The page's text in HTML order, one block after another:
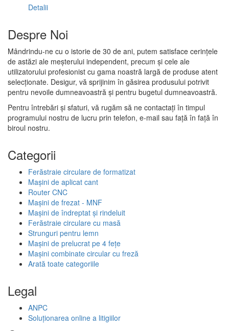
Detalii
Despre Noi
Mândrindu-ne cu o istorie de 30 de ani, putem satisface cerințele
de astăzi ale meșterului independent, precum și cele ale
utilizatorului profesionist cu gama noastră largă de produse atent
selecționate. Desigur, vă sprijinim în găsirea produsului potrivit
pentru nevoile dumneavoastră și pentru bugetul dumneavoastră.
Pentru întrebări și sfaturi, vă rugăm să ne contactați în timpul
programului nostru de lucru prin telefon, e-mail sau față în față în
biroul nostru.
Categorii
Ferăstraie circulare de formatizat
Mașini de aplicat cant
Router CNC
Mașini de frezat - MNF
Mașini de îndreptat și rindeluit
Ferăstraie circulare cu masă
Strunguri pentru lemn
Mașini de prelucrat pe 4 fețe
Mașini combinate circular cu freză
Arată toate categoriile
Legal
ANPC
Soluționarea online a litigiilor